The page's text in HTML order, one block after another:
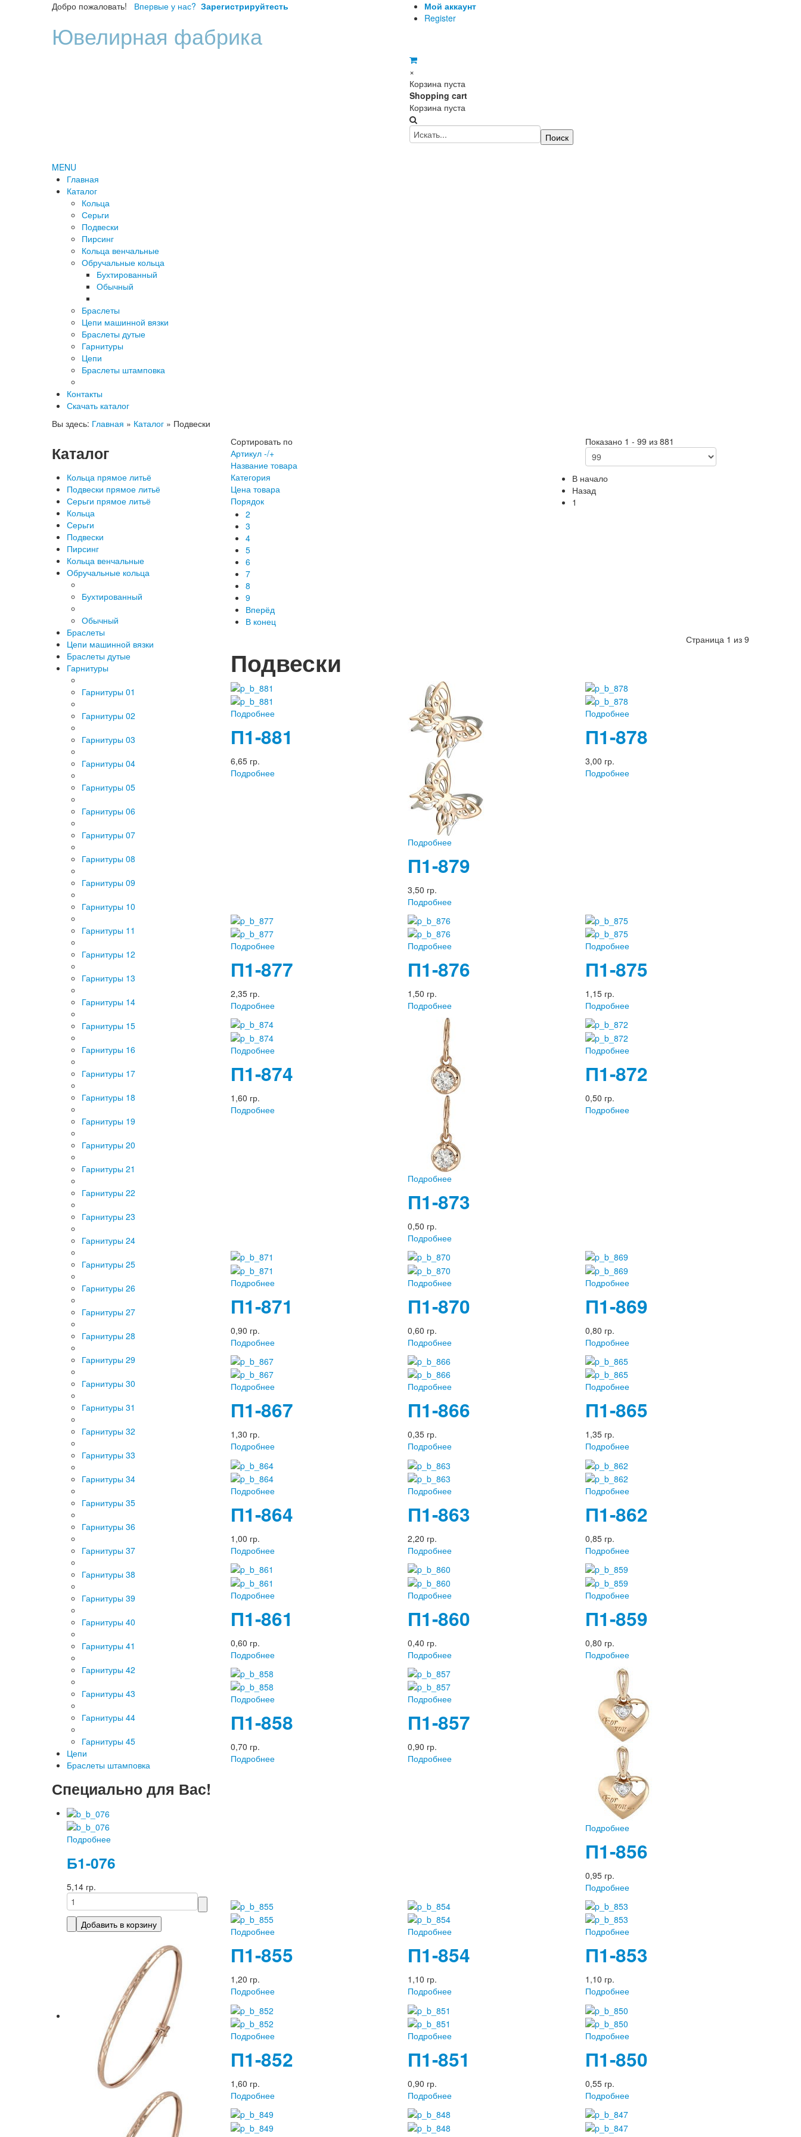
Добро пожаловать! Впервые у нас? Зарегистрируйтесть
Мой аккаунт
Register
Ювелирная фабрика
×
Корзина пуста
Shopping cart
Корзина пуста
MENU
Главная
Каталог
Кольца
Серьги
Подвески
Пирсинг
Кольца венчальные
Обручальные кольца
Бухтированный
Обычный
Браслеты
Цепи машинной вязки
Браслеты дутые
Гарнитуры
Цепи
Браслеты штамповка
Контакты
Скачать каталог
Вы здесь: Главная » Каталог » Подвески
Каталог
Кольца прямое литьё
Подвески прямое литьё
Серьги прямое литьё
Кольца
Серьги
Подвески
Пирсинг
Кольца венчальные
Обручальные кольца
Бухтированный
Обычный
Браслеты
Цепи машинной вязки
Браслеты дутые
Гарнитуры
Гарнитуры 01
Гарнитуры 02
Гарнитуры 03
Гарнитуры 04
Гарнитуры 05
Гарнитуры 06
Гарнитуры 07
Гарнитуры 08
Гарнитуры 09
Гарнитуры 10
Гарнитуры 11
Гарнитуры 12
Гарнитуры 13
Гарнитуры 14
Гарнитуры 15
Гарнитуры 16
Гарнитуры 17
Гарнитуры 18
Гарнитуры 19
Гарнитуры 20
Гарнитуры 21
Гарнитуры 22
Гарнитуры 23
Гарнитуры 24
Гарнитуры 25
Гарнитуры 26
Гарнитуры 27
Гарнитуры 28
Гарнитуры 29
Гарнитуры 30
Гарнитуры 31
Гарнитуры 32
Гарнитуры 33
Гарнитуры 34
Гарнитуры 35
Гарнитуры 36
Гарнитуры 37
Гарнитуры 38
Гарнитуры 39
Гарнитуры 40
Гарнитуры 41
Гарнитуры 42
Гарнитуры 43
Гарнитуры 44
Гарнитуры 45
Цепи
Браслеты штамповка
Специально для Вас!
Подробнее
Б1-076
5,14 гр.
Сортировать по
Артикул -/+
Название товара
Категория
Цена товара
Порядок
Показано 1 - 99 из 881
В начало
Назад
1
2
3
4
5
6
7
8
9
Вперёд
В конец
Страница 1 из 9
Подвески
Подробнее
П1-881
6,65 гр.
Подробнее
Подробнее
П1-879
3,50 гр.
Подробнее
Подробнее
П1-878
3,00 гр.
Подробнее
Подробнее
П1-877
2,35 гр.
Подробнее
Подробнее
П1-876
1,50 гр.
Подробнее
Подробнее
П1-875
1,15 гр.
Подробнее
Подробнее
П1-874
1,60 гр.
Подробнее
Подробнее
П1-873
0,50 гр.
Подробнее
Подробнее
П1-872
0,50 гр.
Подробнее
Подробнее
П1-871
0,90 гр.
Подробнее
Подробнее
П1-870
0,60 гр.
Подробнее
Подробнее
П1-869
0,80 гр.
Подробнее
Подробнее
П1-867
1,30 гр.
Подробнее
Подробнее
П1-866
0,35 гр.
Подробнее
Подробнее
П1-865
1,35 гр.
Подробнее
Подробнее
П1-864
1,00 гр.
Подробнее
Подробнее
П1-863
2,20 гр.
Подробнее
Подробнее
П1-862
0,85 гр.
Подробнее
Подробнее
П1-861
0,60 гр.
Подробнее
Подробнее
П1-860
0,40 гр.
Подробнее
Подробнее
П1-859
0,80 гр.
Подробнее
Подробнее
П1-858
0,70 гр.
Подробнее
Подробнее
П1-857
0,90 гр.
Подробнее
Подробнее
П1-856
0,95 гр.
Подробнее
Подробнее
П1-855
1,20 гр.
Подробнее
Подробнее
П1-854
1,10 гр.
Подробнее
Подробнее
П1-853
1,10 гр.
Подробнее
Подробнее
П1-852
1,60 гр.
Подробнее
Подробнее
П1-851
0,90 гр.
Подробнее
Подробнее
П1-850
0,55 гр.
Подробнее